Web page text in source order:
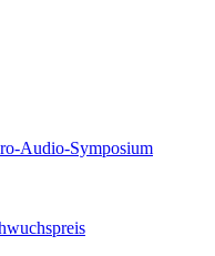
Audio-Symposium